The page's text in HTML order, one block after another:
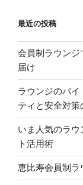
最近の投稿
会員制ラウンジ
届け
ラウンジのバイ
ティと安全対策
いま人気のラ
ト活用術
恵比寿会員制ラ